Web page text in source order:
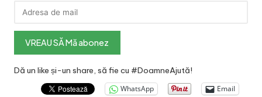
Dă un like și-un share, să fie cu #DoamneAjută!
WhatsApp Email